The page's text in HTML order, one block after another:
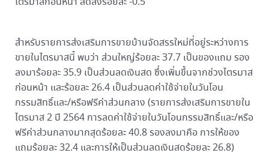
สำหรับรายการส่งเสริมการขายบ้านจัดสรรใหม่ที่อยู่ระหว่างการ
ขายในไตรมาสนี้ พบว่า ส่วนใหญ่ร้อยละ 37.7 เป็นของแถม รอง
ลงมาร้อยละ 35.9 เป็นส่วนลดเงินสด ซึ่งเพิ่มขึ้นจากช่วงไตรมาส
ก่อนหน้า และร้อยละ 26.4 เป็นส่วนลดค่าใช้จ่ายในวันโอน
กรรมสิทธิ์และ/หรือฟรีค่าส่วนกลาง (รายการส่งเสริมการขายใน
ไตรมาส 2 ปี 2564 การลดค่าใช้จ่ายในวันโอนกรรมสิทธิ์และ/หรือ
ฟรีค่าส่วนกลางมากสุดร้อยละ 40.8 รองลงมาคือ การให้ของ
แถมร้อยละ 32.4 และการให้เป็นส่วนลดเงินสดร้อยละ 26.8)